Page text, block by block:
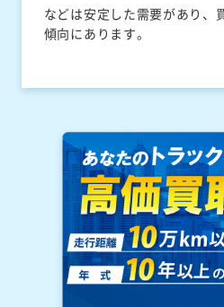
などは安定した需要があり、
傾向にあります。